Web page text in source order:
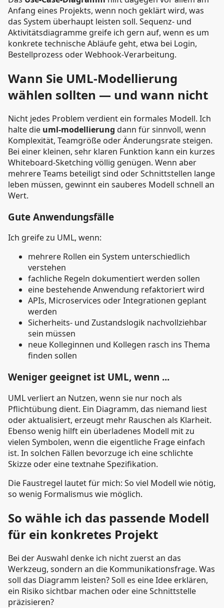
Anfang eines Projekts, wenn noch geklärt wird, was
das System überhaupt leisten soll. Sequenz- und
Aktivitätsdiagramme greife ich gern auf, wenn es um
konkrete technische Abläufe geht, etwa bei Login,
Bestellprozess oder Webhook-Verarbeitung.
Wann Sie UML-Modellierung
wählen sollten — und wann nicht
Nicht jedes Problem verdient ein formales Modell. Ich
halte die uml-modellierung dann für sinnvoll, wenn
Komplexität, Teamgröße oder Änderungsrate steigen.
Bei einer kleinen, sehr klaren Funktion kann ein kurzes
Whiteboard-Sketching völlig genügen. Wenn aber
mehrere Teams beteiligt sind oder Schnittstellen lange
leben müssen, gewinnt ein sauberes Modell schnell an
Wert.
Gute Anwendungsfälle
Ich greife zu UML, wenn:
mehrere Rollen ein System unterschiedlich
verstehen
fachliche Regeln dokumentiert werden sollen
eine bestehende Anwendung refaktoriert wird
APIs, Microservices oder Integrationen geplant
werden
Sicherheits- und Zustandslogik nachvollziehbar
sein müssen
neue Kolleginnen und Kollegen rasch ins Thema
finden sollen
Weniger geeignet ist UML, wenn ...
UML verliert an Nutzen, wenn sie nur noch als
Pflichtübung dient. Ein Diagramm, das niemand liest
oder aktualisiert, erzeugt mehr Rauschen als Klarheit.
Ebenso wenig hilft ein überladenes Modell mit zu
vielen Symbolen, wenn die eigentliche Frage einfach
ist. In solchen Fällen bevorzuge ich eine schlichte
Skizze oder eine textnahe Spezifikation.
Die Faustregel lautet für mich: So viel Modell wie nötig,
so wenig Formalismus wie möglich.
So wähle ich das passende Modell
für ein konkretes Projekt
Bei der Auswahl denke ich nicht zuerst an das
Werkzeug, sondern an die Kommunikationsfrage. Was
soll das Diagramm leisten? Soll es eine Idee erklären,
ein Risiko sichtbar machen oder eine Schnittstelle
präzisieren?